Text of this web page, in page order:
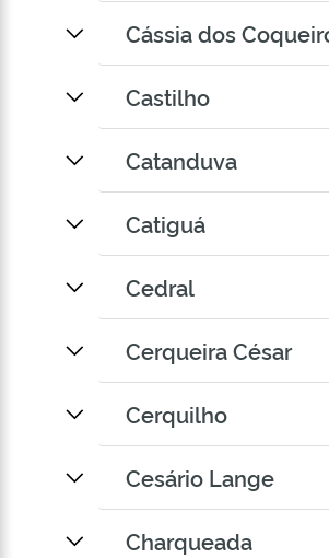
Cássia dos
Castilho
Catanduva
Catiguá
Cedral
Cerqueira César
Cerquilho
Cesário Lange
Charqueada